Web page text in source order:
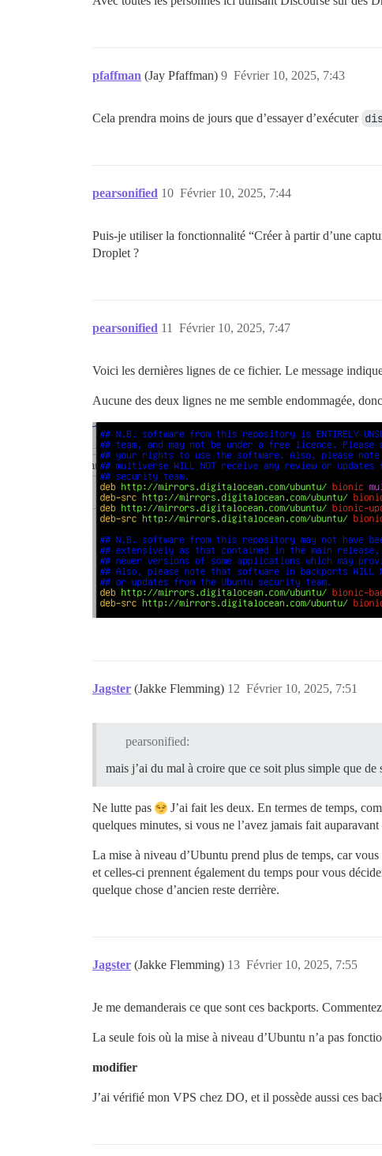
pfaffman (Jay Pfaffman) Février 10, 2025, 7:43
9
Cela prendra moins de jours que d’essayer d’exécuter
pearsonified Février 10, 2025, 7:44
10
Puis-je utiliser la fonctionnalité “Créer à partir d’une
Droplet ?
pearsonified Février 10, 2025, 7:47
11
Voici les dernières lignes de ce fichier. Le message
Aucune des deux lignes ne me semble endommagée,
Jagster (Jakke Flemming) Février 10, 2025, 7:51
12
pearsonified:
mais j’ai du mal à croire que ce soit plus simple que
Ne lutte pas
J’ai fait les deux. En termes de temps,
quelques minutes, si vous ne l’avez jamais fait
La mise à niveau d’Ubuntu prend plus de temps, car
et celles-ci prennent également du temps pour vous
quelque chose d’ancien reste derrière.
Jagster (Jakke Flemming) Février 10, 2025, 7:55
13
Je me demanderais ce que sont ces backports.
La seule fois où la mise à niveau d’Ubuntu n’a pas
modifier
J’ai vérifié mon VPS chez DO, et il possède aussi ces